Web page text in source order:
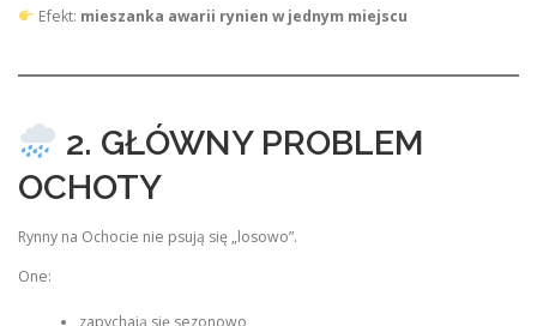
Efekt: mieszanka awarii rynien w jednym miejscu
2. GŁÓWNY PROBLEM
OCHOTY
Rynny na Ochocie nie psują się „losowo”.
One: